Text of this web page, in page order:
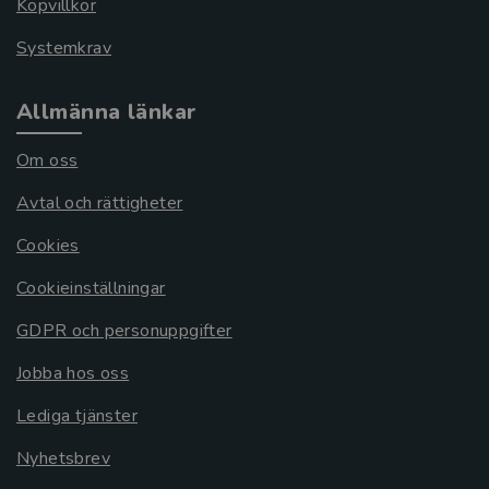
Köpvillkor
Systemkrav
Allmänna länkar
Om oss
Avtal och rättigheter
Cookies
Cookieinställningar
GDPR och personuppgifter
Jobba hos oss
Lediga tjänster
Nyhetsbrev